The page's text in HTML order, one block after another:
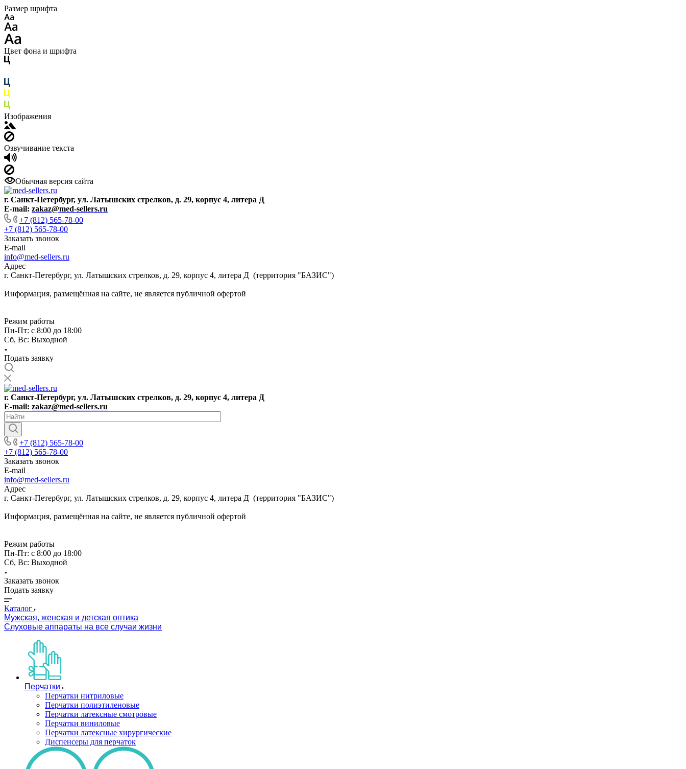
Размер шрифта
Цвет фона и шрифта
Изображения
Озвучивание текста
Обычная версия сайта
г. Санкт-Петербург, ул. Латышских стрелков, д. 29, корпус 4, литера Д
E-mail: zakaz@med-sellers.ru
+7 (812) 565-78-00
+7 (812) 565-78-00
Заказать звонок
E-mail
info@med-sellers.ru
Адрес
г. Санкт-Петербург, ул. Латышских стрелков, д. 29, корпус 4, литера Д (территория "БАЗИС")
Информация, размещённая на сайте, не является публичной офертой
Режим работы
Пн-Пт: с 8:00 до 18:00
Сб, Вс: Выходной
Подать заявку
г. Санкт-Петербург, ул. Латышских стрелков, д. 29, корпус 4, литера Д
E-mail: zakaz@med-sellers.ru
+7 (812) 565-78-00
+7 (812) 565-78-00
Заказать звонок
E-mail
info@med-sellers.ru
Адрес
г. Санкт-Петербург, ул. Латышских стрелков, д. 29, корпус 4, литера Д (территория "БАЗИС")
Информация, размещённая на сайте, не является публичной офертой
Режим работы
Пн-Пт: с 8:00 до 18:00
Сб, Вс: Выходной
Заказать звонок
Подать заявку
Каталог
Мужская, женская и детская оптика
Слуховые аппараты на все случаи жизни
Перчатки
Перчатки нитриловые
Перчатки полиэтиленовые
Перчатки латексные смотровые
Перчатки виниловые
Перчатки латексные хирургические
Диспенсеры для перчаток